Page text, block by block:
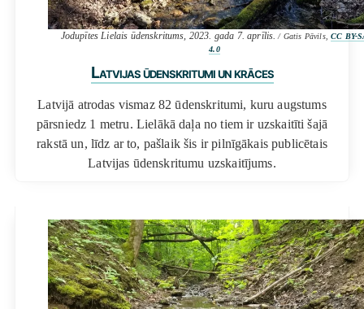
Jodupītes Lielais ūdenskritums, 2023. gada 7. aprīlis./ Gatis Pāvils,CC BY-
4.0
Latvijas ūdenskritumi un krāces
Latvijā atrodas vismaz 82 ūdenskritumi, kuru augstums
pārsniedz 1 metru. Lielākā daļa no tiem ir uzskaitīti šajā
rakstā un, līdz ar to, pašlaik šis ir pilnīgākais publicētais
Latvijas ūdenskritumu uzskaitījums.